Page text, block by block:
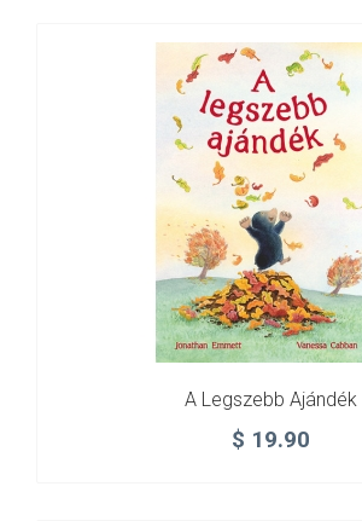
A Legszebb Ajándék
$ 19.90